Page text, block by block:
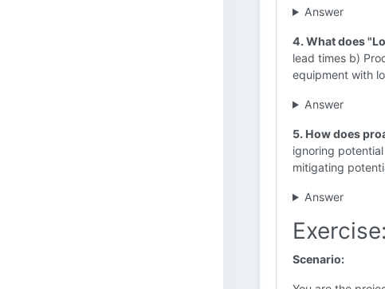
Answer
4. What does
lead times b)
equipment with
Answer
5. How does
ignoring
mitigating
Answer
Scenario: